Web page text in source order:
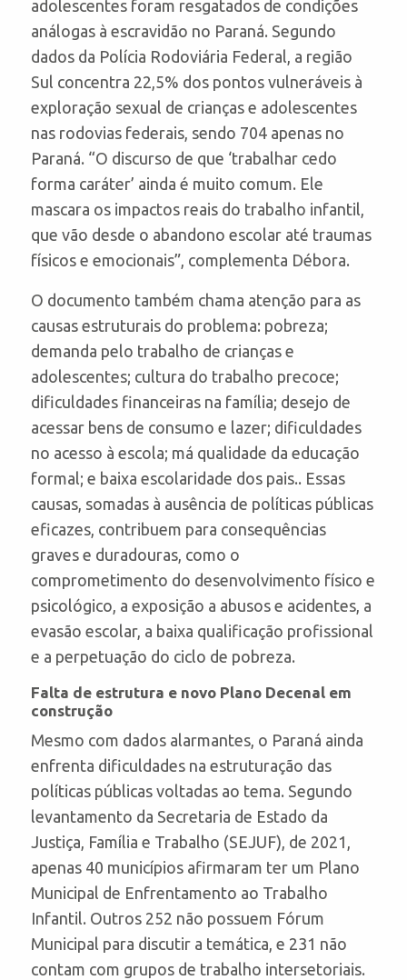
adolescentes foram resgatados de condições
análogas à escravidão no Paraná. Segundo
dados da Polícia Rodoviária Federal, a região
Sul concentra 22,5% dos pontos vulneráveis à
exploração sexual de crianças e adolescentes
nas rodovias federais, sendo 704 apenas no
Paraná. “O discurso de que ‘trabalhar cedo
forma caráter’ ainda é muito comum. Ele
mascara os impactos reais do trabalho infantil,
que vão desde o abandono escolar até traumas
físicos e emocionais”, complementa Débora.
O documento também chama atenção para as
causas estruturais do problema: pobreza;
demanda pelo trabalho de crianças e
adolescentes; cultura do trabalho precoce;
dificuldades financeiras na família; desejo de
acessar bens de consumo e lazer; dificuldades
no acesso à escola; má qualidade da educação
formal; e baixa escolaridade dos pais.. Essas
causas, somadas à ausência de políticas públicas
eficazes, contribuem para consequências
graves e duradouras, como o
comprometimento do desenvolvimento físico e
psicológico, a exposição a abusos e acidentes, a
evasão escolar, a baixa qualificação profissional
e a perpetuação do ciclo de pobreza.
Falta de estrutura e novo Plano Decenal em
construção
Mesmo com dados alarmantes, o Paraná ainda
enfrenta dificuldades na estruturação das
políticas públicas voltadas ao tema. Segundo
levantamento da Secretaria de Estado da
Justiça, Família e Trabalho (SEJUF), de 2021,
apenas 40 municípios afirmaram ter um Plano
Municipal de Enfrentamento ao Trabalho
Infantil. Outros 252 não possuem Fórum
Municipal para discutir a temática, e 231 não
contam com grupos de trabalho intersetoriais.